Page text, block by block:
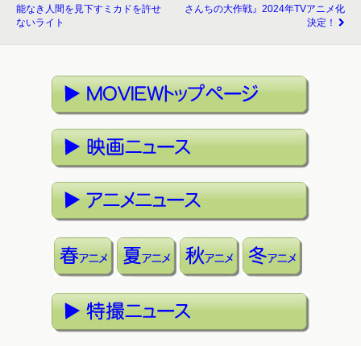
能なき人間を見下すミカドを許せ
ないライト
さんちの大作戦』2024年TVアニメ化
決定！